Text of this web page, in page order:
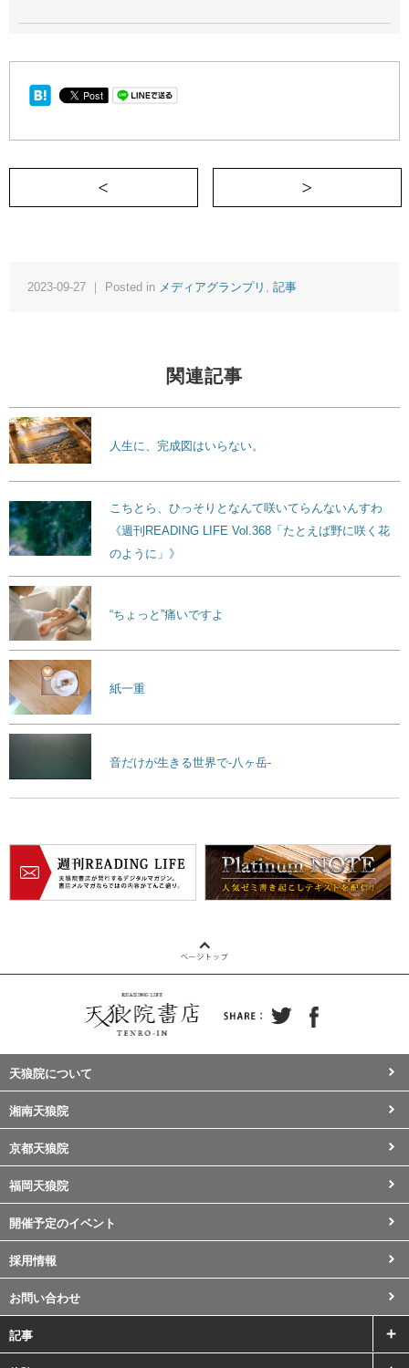
＜ 私VS腹痛。通勤ラッシュの戦いで学ん
2023-09-27 ｜ Posted in メディアグランプリ , 記事
関連記事
人生に、完成図はいらない。
こちとら、ひっそりとなんて咲いてらんないんすわ
《週刊READING LIFE Vol.368「たとえば野に咲く花
のように」》
“ちょっと”痛いですよ
紙一重
音だけが生きる世界で-八ヶ岳-
天狼院について
湘南天狼院
京都天狼院
福岡天狼院
開催予定のイベント
採用情報
お問い合わせ
記事